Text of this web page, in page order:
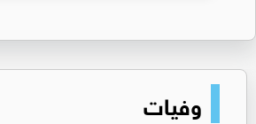
وفيات